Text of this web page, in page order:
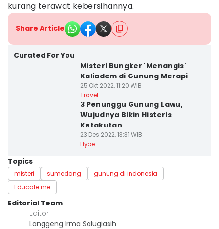
kurang terawat kebersihannya.
Share Article
Curated For You
Misteri Bungker 'Menangis'
Kaliadem di Gunung Merapi
25 Okt 2022, 11:20 WIB
Travel
3 Penunggu Gunung Lawu,
Wujudnya Bikin Histeris
Ketakutan
23 Des 2022, 13:31 WIB
Hype
Topics
misteri sumedang
gunung di indonesia
Educate me
Editorial Team
Editor
Langgeng Irma Salugiasih